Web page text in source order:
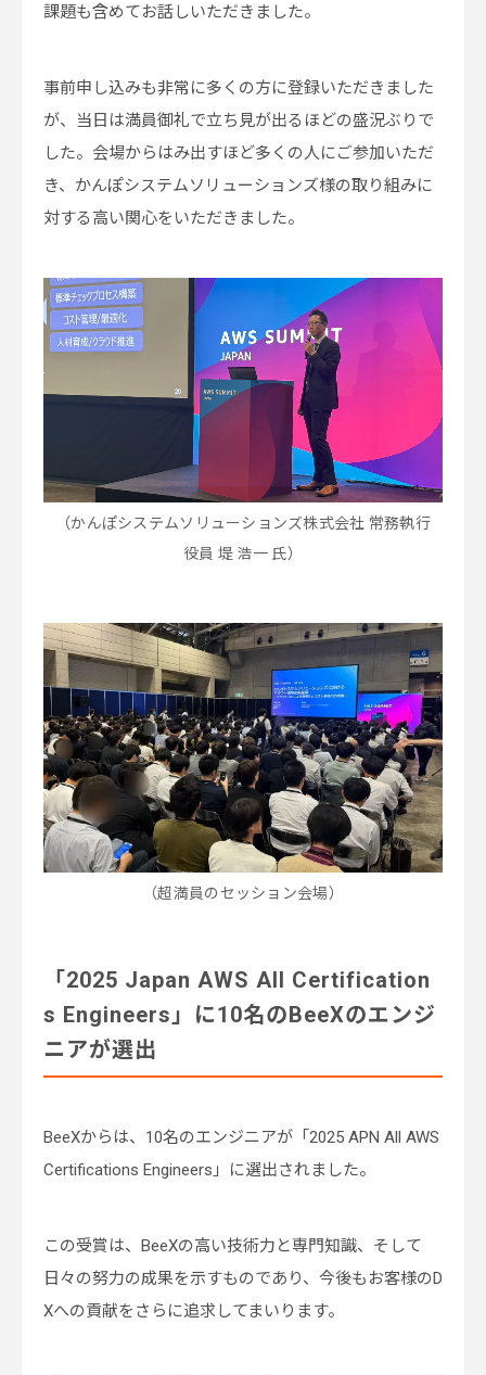
課題も含めてお話しいただきました。
事前申し込みも非常に多くの方に登録いただきました
が、当日は満員御礼で立ち見が出るほどの盛況ぶりで
した。会場からはみ出すほど多くの人にご参加いただ
き、かんぽシステムソリューションズ様の取り組みに
対する高い関心をいただきました。
（かんぽシステムソリューションズ株式会社 常務執行
役員 堤 浩一 氏）
（超満員のセッション会場）
「2025 Japan AWS All Certification
s Engineers」に10名のBeeXのエンジ
ニアが選出
BeeXからは、10名のエンジニアが「2025 APN All AWS
Certifications Engineers」に選出されました。
この受賞は、BeeXの高い技術力と専門知識、そして
日々の努力の成果を示すものであり、今後もお客様のD
Xへの貢献をさらに追求してまいります。